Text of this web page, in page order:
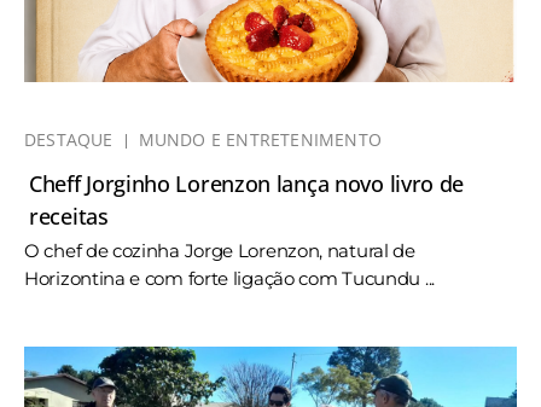
DESTAQUE MUNDO E ENTRETENIMENTO
Cheff Jorginho Lorenzon lança novo livro de
receitas
O chef de cozinha Jorge Lorenzon, natural de
Horizontina e com forte ligação com Tucundu ...